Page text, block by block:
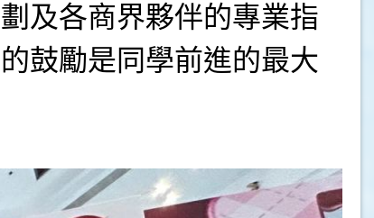
及各商界夥伴的專業指
鼓勵是同學前進的最大